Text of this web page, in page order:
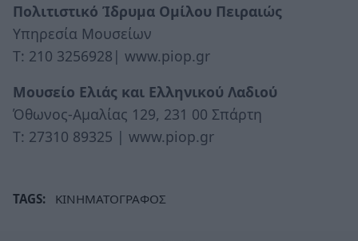
Πολιτιστικό Ίδρυμα Ομίλου Πειραιώς
Υπηρεσία Μουσείων
Τ: 210 3256928| www.piop.gr
Μουσείο Ελιάς και Ελληνικού Λαδιού
Όθωνος-Αμαλίας 129, 231 00 Σπάρτη
Τ: 27310 89325 | www.piop.gr
TAGS: ΚΙΝΗΜΑΤΟΓΡΑΦΟΣ